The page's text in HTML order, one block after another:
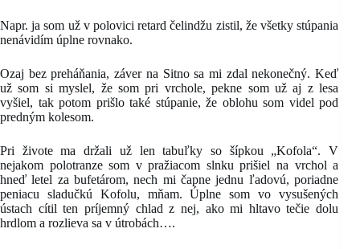
Napr. ja som už v polovici retard čelindžu zistil, že všetky stúpania
nenávidím úplne rovnako.
Ozaj bez preháňania, záver na Sitno sa mi zdal nekonečný. Keď
už som si myslel, že som pri vrchole, pekne som už aj z lesa
vyšiel, tak potom prišlo také stúpanie, že oblohu som videl pod
predným kolesom.
Pri živote ma držali už len tabuľky so šípkou „Kofola“. V
nejakom polotranze som v pražiacom slnku prišiel na vrchol a
hneď letel za bufetárom, nech mi čapne jednu ľadovú, poriadne
peniacu sladučkú Kofolu, mňam. Úplne som vo vysušených
ústach cítil ten príjemný chlad z nej, ako mi hltavo tečie dolu
hrdlom a rozlieva sa v útrobách….